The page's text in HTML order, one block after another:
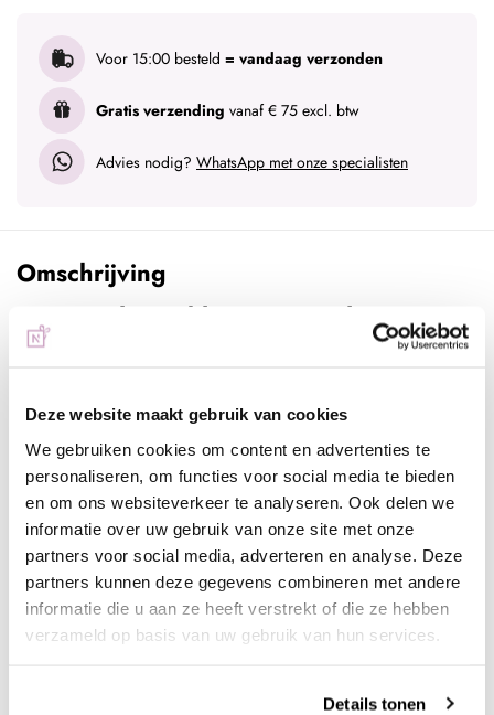
Deze website maakt gebruik van cookies
We gebruiken cookies om content en advertenties te
personaliseren, om functies voor social media te bieden
en om ons websiteverkeer te analyseren. Ook delen we
informatie over uw gebruik van onze site met onze
partners voor social media, adverteren en analyse. Deze
partners kunnen deze gegevens combineren met andere
informatie die u aan ze heeft verstrekt of die ze hebben
verzameld op basis van uw gebruik van hun services.
Details tonen
Voor 15:00 besteld = vandaag verzonden
Gratis verzending vanaf € 75 excl. btw
Advies nodig? WhatsApp met onze specialisten
Omschrijving
NeXt Gel Sparkle Rose 15ml
Hét revolutionaire product van dit moment! Gemakkelijker dan
om te vijlen en heeft een heerlijke geur.
Deze mooie sparkle rose is uitermate geschikt voor colorboom
of een mooie one tone nagel. Deze natuurlijke cover kleur met
mooie shimmer past goed bij meerdere huidskleuren.
Werkwijze:
- Bereid de natuurlijke nagel voor door de glans te verwijderen
en dehydrateer de natuurlijke nagel met Magic Prep
- Breng de NeXt Bond aan